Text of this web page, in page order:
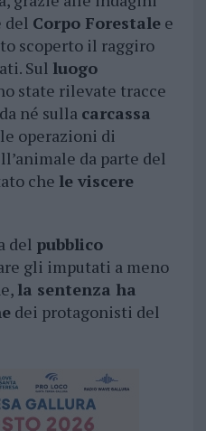
del Corpo Forestalee
scoperto il raggiro
Sul luogo
state rilevate tracce
né sulla carcassa
operazioni di
da parte del
che le viscere
del pubblico
gli imputati a meno
la sentenza ha
dei protagonisti del